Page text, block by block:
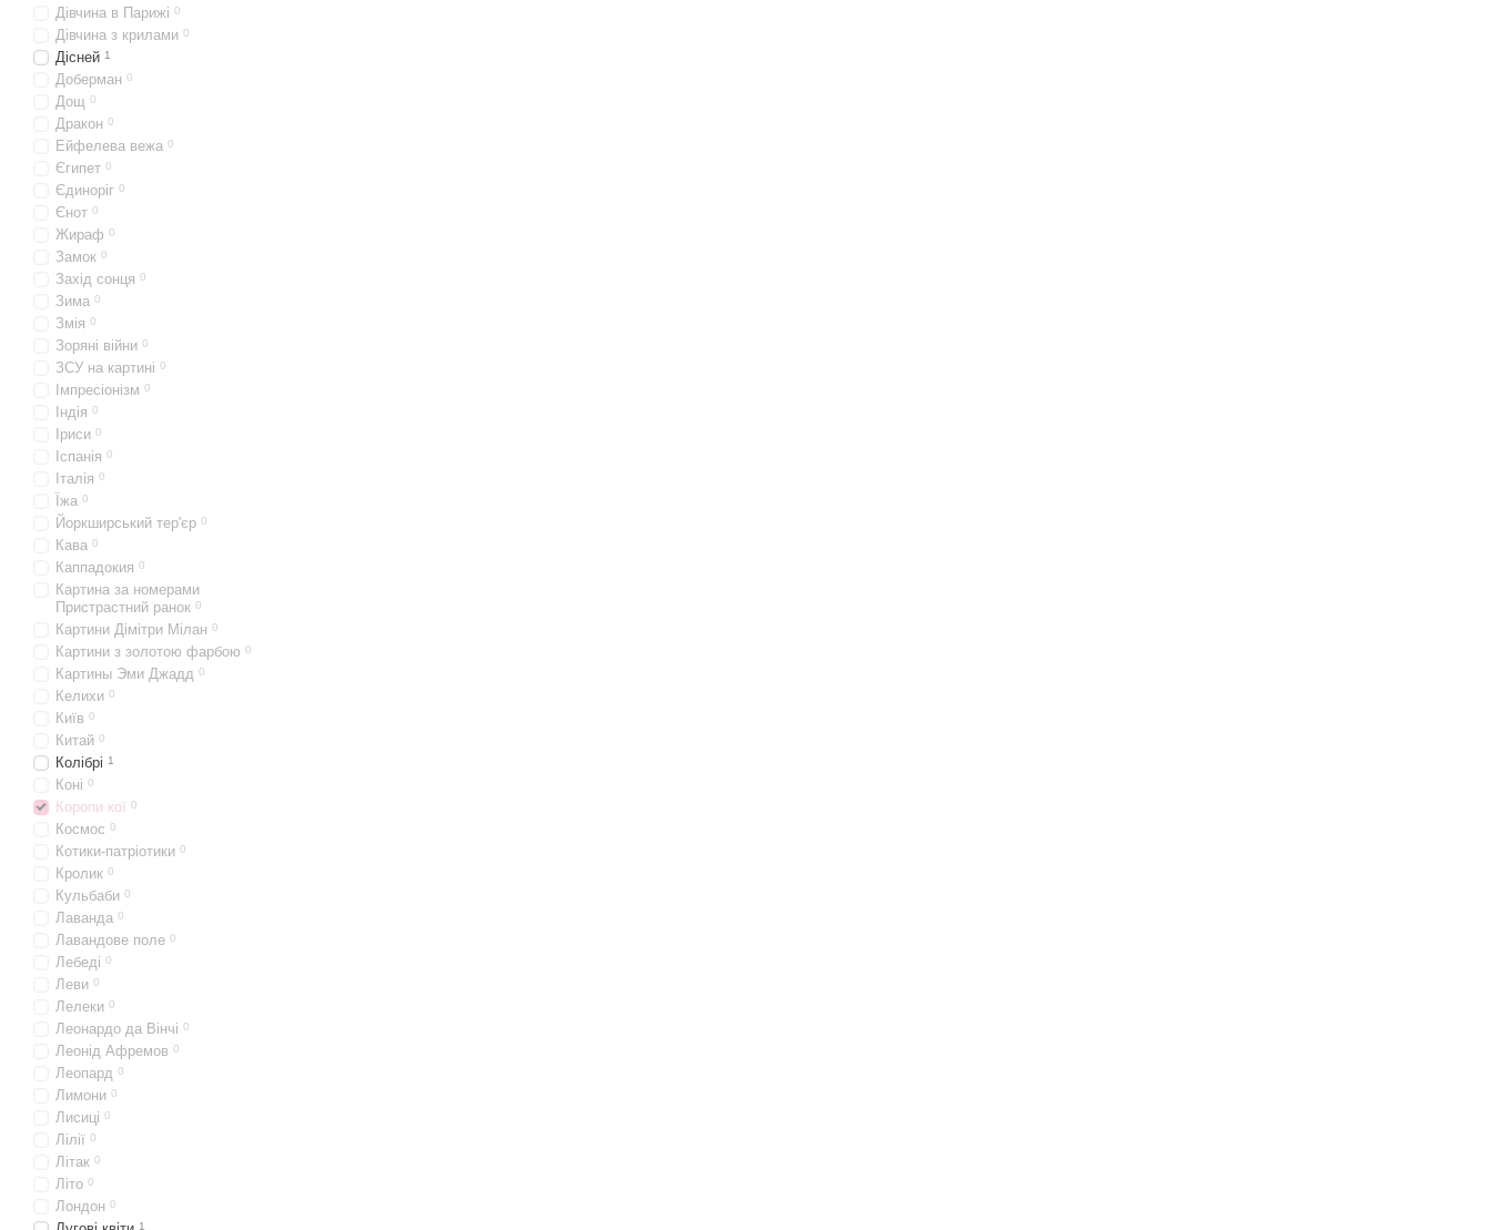
Дівчина в Парижі 0
Дівчина з крилами 0
Дісней 1
Доберман 0
Дощ 0
Дракон 0
Ейфелева вежа 0
Єгипет 0
Єдиноріг 0
Єнот 0
Жираф 0
Замок 0
Захід сонця 0
Зима 0
Змія 0
Зоряні війни 0
ЗСУ на картині 0
Імпресіонізм 0
Індія 0
Іриси 0
Іспанія 0
Італія 0
Їжа 0
Йоркширський тер'єр 0
Кава 0
Каппадокия 0
Картина за номерами
Пристрастний ранок 0
Картини Дімітри Мілан 0
Картини з золотою фарбою 0
Картины Эми Джадд 0
Келихи 0
Київ 0
Китай 0
Колібрі 1
Коні 0
Коропи кої 0
Космос 0
Котики-патріотики 0
Кролик 0
Кульбаби 0
Лаванда 0
Лавандове поле 0
Лебеді 0
Леви 0
Лелеки 0
Леонардо да Вінчі 0
Леонід Афремов 0
Леопард 0
Лимони 0
Лисиці 0
Лілії 0
Літак 0
Літо 0
Лондон 0
1